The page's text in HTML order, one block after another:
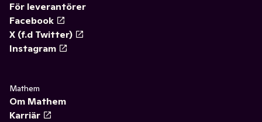
För leverantörer
Facebook
X (f.d Twitter)
Instagram
Mathem
Om Mathem
Karriär